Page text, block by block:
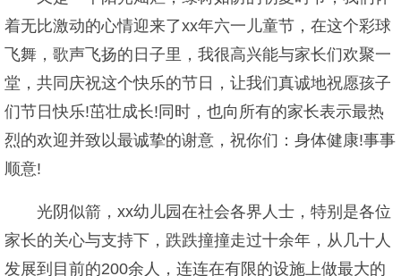
着无比激动的心情迎来了xx年六一儿童节，在这个彩球
飞舞，歌声飞扬的日子里，我很高兴能与家长们欢聚一
堂，共同庆祝这个快乐的节日，让我们真诚地祝愿孩子
们节日快乐!茁壮成长!同时，也向所有的家长表示最热
烈的欢迎并致以最诚挚的谢意，祝你们：身体健康!事事
顺意!
光阴似箭，xx幼儿园在社会各界人士，特别是各位
家长的关心与支持下，跌跌撞撞走过十余年，从几十人
发展到目前的200余人，连连在有限的设施上做最大的